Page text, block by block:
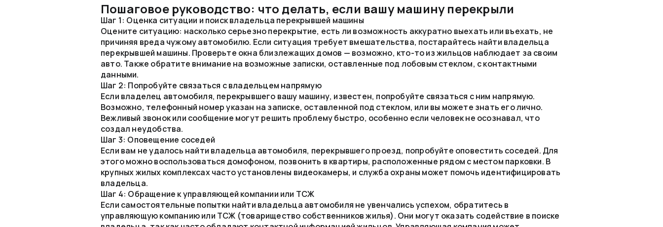
Пошаговое руководство: что делать, если вашу машину перекрыли
Шаг 1: Оценка ситуации и поиск владельца перекрывшей машины
Оцените ситуацию: насколько серьезно перекрытие, есть ли возможность аккуратно выехать или въехать, не
причиняя вреда чужому автомобилю. Если ситуация требует вмешательства, постарайтесь найти владельца
перекрывшей машины. Проверьте окна близлежащих домов — возможно, кто-то из жильцов наблюдает за своим
авто. Также обратите внимание на возможные записки, оставленные под лобовым стеклом, с контактными
данными.
Шаг 2: Попробуйте связаться с владельцем напрямую
Если владелец автомобиля, перекрывшего вашу машину, известен, попробуйте связаться с ним напрямую.
Возможно, телефонный номер указан на записке, оставленной под стеклом, или вы можете знать его лично.
Вежливый звонок или сообщение могут решить проблему быстро, особенно если человек не осознавал, что
создал неудобства.
Шаг 3: Оповещение соседей
Если вам не удалось найти владельца автомобиля, перекрывшего проезд, попробуйте оповестить соседей. Для
этого можно воспользоваться домофоном, позвонить в квартиры, расположенные рядом с местом парковки. В
крупных жилых комплексах часто установлены видеокамеры, и служба охраны может помочь идентифицировать
владельца.
Шаг 4: Обращение к управляющей компании или ТСЖ
Если самостоятельные попытки найти владельца автомобиля не увенчались успехом, обратитесь в
управляющую компанию или ТСЖ (товарищество собственников жилья). Они могут оказать содействие в поиске